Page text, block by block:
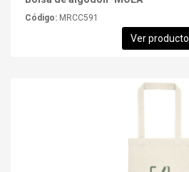
Código: MRCC591
Ver producto